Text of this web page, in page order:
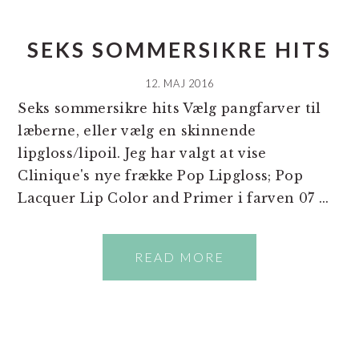
SEKS SOMMERSIKRE HITS
12. MAJ 2016
Seks sommersikre hits Vælg pangfarver til
læberne, eller vælg en skinnende
lipgloss/lipoil. Jeg har valgt at vise
Clinique's nye frække Pop Lipgloss; Pop
Lacquer Lip Color and Primer i farven 07 ...
READ MORE